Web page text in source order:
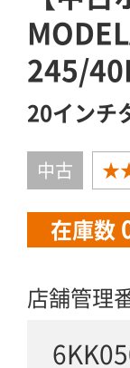
245/
20インチ
中古
在庫数
店舗管理